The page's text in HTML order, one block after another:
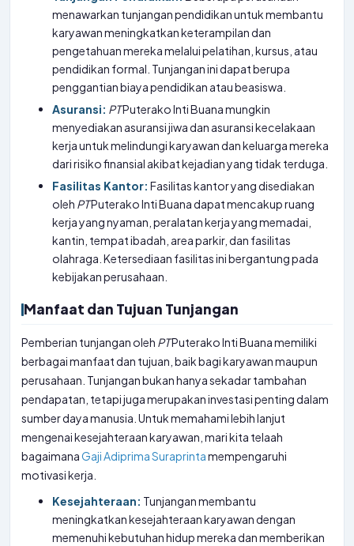
menawarkan tunjangan pendidikan untuk membantu
karyawan meningkatkan keterampilan dan
pengetahuan mereka melalui pelatihan, kursus, atau
pendidikan formal. Tunjangan ini dapat berupa
penggantian biaya pendidikan atau beasiswa.
Asuransi: PTPuterako Inti Buana mungkin
menyediakan asuransi jiwa dan asuransi kecelakaan
kerja untuk melindungi karyawan dan keluarga mereka
dari risiko finansial akibat kejadian yang tidak terduga.
Fasilitas Kantor: Fasilitas kantor yang disediakan
oleh PTPuterako Inti Buana dapat mencakup ruang
kerja yang nyaman, peralatan kerja yang memadai,
kantin, tempat ibadah, area parkir, dan fasilitas
olahraga. Ketersediaan fasilitas ini bergantung pada
kebijakan perusahaan.
Manfaat dan Tujuan Tunjangan
Pemberian tunjangan oleh PTPuterako Inti Buana memiliki
berbagai manfaat dan tujuan, baik bagi karyawan maupun
perusahaan. Tunjangan bukan hanya sekadar tambahan
pendapatan, tetapi juga merupakan investasi penting dalam
sumber daya manusia. Untuk memahami lebih lanjut
mengenai kesejahteraan karyawan, mari kita telaah
bagaimanaGaji Adiprima Suraprintamempengaruhi
motivasi kerja.
Kesejahteraan: Tunjangan membantu
meningkatkan kesejahteraan karyawan dengan
memenuhi kebutuhan hidup mereka dan memberikan